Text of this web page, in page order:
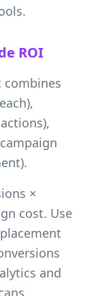
ROI
combines
×
cost. Use
and